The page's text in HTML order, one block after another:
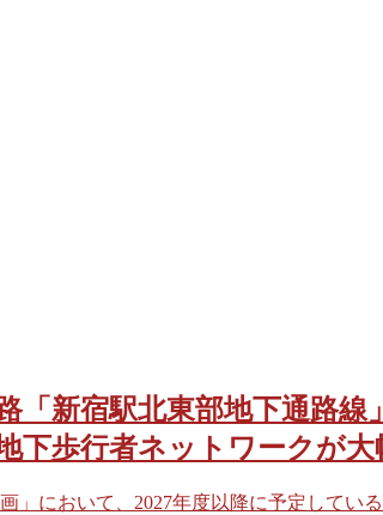
「新宿駅北東部地下通路線
下歩行者ネットワークが大
」において、2027年度以降に予定してい